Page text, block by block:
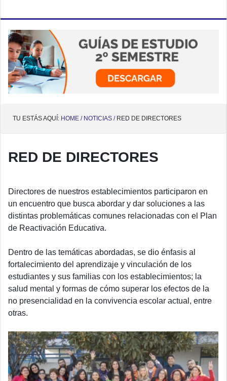
TU ESTÁS AQUÍ: HOME / NOTICIAS / RED DE DIRECTORES
RED DE DIRECTORES
Directores de nuestros establecimientos participaron en
un encuentro que busca abordar y dar soluciones a las
distintas problemáticas comunes relacionadas con el Plan
de Reactivación Educativa.
Dentro de las temáticas abordadas, se dio énfasis al
fortalecimiento del aprendizaje y vinculación de los
estudiantes y sus familias con los establecimientos; la
salud mental y formas de cómo superar los efectos de la
no presencialidad en la convivencia escolar actual, entre
otras.